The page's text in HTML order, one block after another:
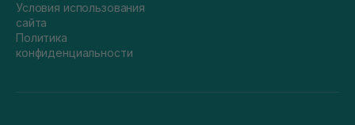
Условия использования
сайта
Политика
конфиденциальности